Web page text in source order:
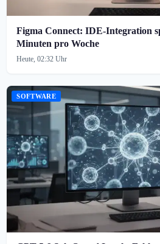
Figma Connect: IDE-Integration
Minuten pro Woche
Heute, 02:32 Uhr
SOFTWARE